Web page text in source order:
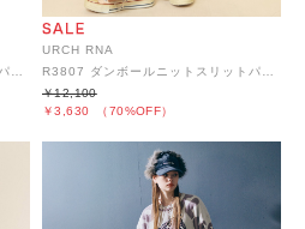
URCH RNA
￥3,630 （70%OFF）
￥12,100